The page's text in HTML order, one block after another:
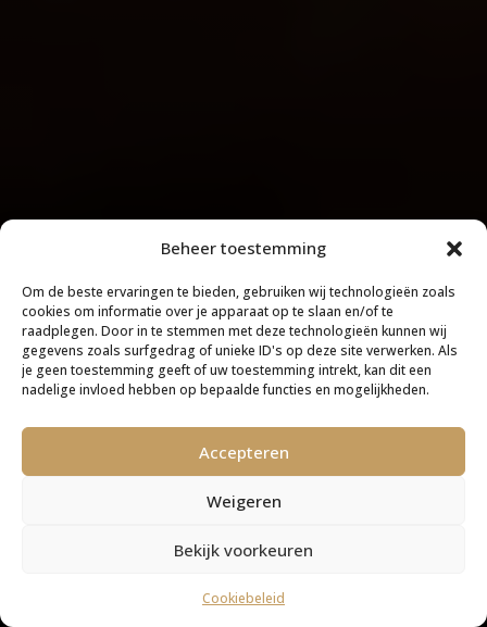
Beheer toestemming
Om de beste ervaringen te bieden, gebruiken wij technologieën zoals
cookies om informatie over je apparaat op te slaan en/of te
raadplegen. Door in te stemmen met deze technologieën kunnen wij
gegevens zoals surfgedrag of unieke ID's op deze site verwerken. Als
je geen toestemming geeft of uw toestemming intrekt, kan dit een
nadelige invloed hebben op bepaalde functies en mogelijkheden.
Accepteren
Weigeren
Bekijk voorkeuren
Cookiebeleid